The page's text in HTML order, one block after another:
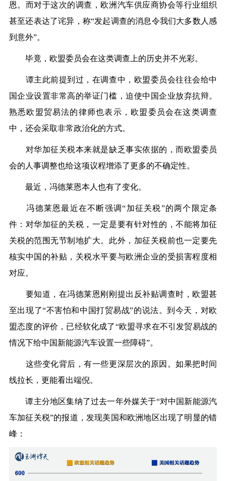
恩。而对于这次的调查，欧洲汽车供应商协会等行业组织
甚至还表达了诧异，称“发起调查的消息令我们大多数人感
到意外”。
毕竟，欧盟委员会在这类调查上的历史并不光彩。
谭主此前提到过，在调查中，欧盟委员会往往会给中
国企业设置非常高的举证门槛，迫使中国企业放弃抗辩。
熟悉欧盟贸易法的律师也表示，欧盟委员会在这类调查
中，还会采取非常政治化的方式。
对华加征关税本来就是缺乏事实依据的，而欧盟委员
会的人事调整也给这项议程增添了更多的不确定性。
最近，冯德莱恩本人也有了变化。
冯德莱恩最近在不断强调“加征关税”的两个限定条
件：对华加征的关税，一定是要有针对性的，不能将加征
关税的范围无节制地扩大。此外，加征关税前也一定要先
核实中国的补贴，关税水平要与欧洲企业的受损害程度相
对应。
要知道，在冯德莱恩刚刚提出反补贴调查时，欧盟甚
至出现了“不害怕和中国打贸易战”的说法。到今天，对欧
盟态度的评价，已经软化成了“欧盟寻求在不引发贸易战的
情况下给中国新能源汽车设置一些障碍”。
这些变化背后，有一些更深层次的原因。如果把时间
线拉长，更能看出端倪。
谭主分地区集纳了过去一年外媒关于“对中国新能源汽
车加征关税”的报道，发现美国和欧洲地区出现了明显的错
峰：